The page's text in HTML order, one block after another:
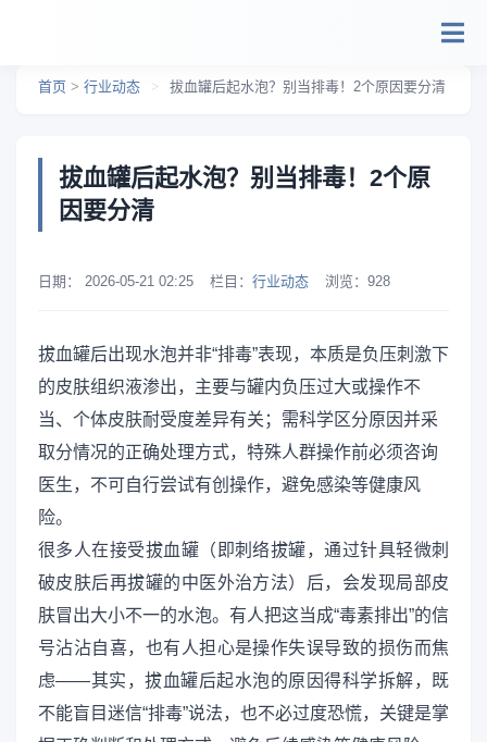
首页 > 行业动态 > 拔血罐后起水泡？别当排毒！2个原因要分清
拔血罐后起水泡？别当排毒！2个原
因要分清
日期： 2026-05-21 02:25 栏目： 行业动态 浏览： 928
拔血罐后出现水泡并非“排毒”表现，本质是负压刺激下
的皮肤组织液渗出，主要与罐内负压过大或操作不
当、个体皮肤耐受度差异有关；需科学区分原因并采
取分情况的正确处理方式，特殊人群操作前必须咨询
医生，不可自行尝试有创操作，避免感染等健康风
险。
很多人在接受拔血罐（即刺络拔罐，通过针具轻微刺
破皮肤后再拔罐的中医外治方法）后，会发现局部皮
肤冒出大小不一的水泡。有人把这当成“毒素排出”的信
号沾沾自喜，也有人担心是操作失误导致的损伤而焦
虑——其实，拔血罐后起水泡的原因得科学拆解，既
不能盲目迷信“排毒”说法，也不必过度恐慌，关键是掌